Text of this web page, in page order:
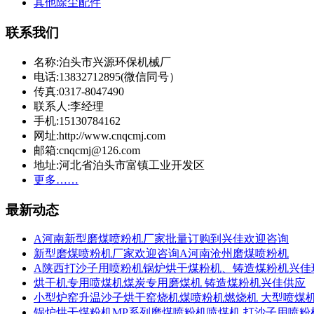
其他除尘配件
联系我们
名称:泊头市兴源环保机械厂
电话:13832712895(微信同号）
传真:0317-8047490
联系人:李经理
手机:15130784162
网址:http://www.cnqcmj.com
邮箱:cnqcmj@126.com
地址:河北省泊头市富镇工业开发区
更多……
最新动态
A河南新型磨煤喷粉机厂家批量订购到兴佳欢迎咨询
新型磨煤喷粉机厂家欢迎咨询A河南沧州磨煤喷粉机
A陕西打沙子用喷粉机锅炉烘干煤粉机、铸造煤粉机兴佳
烘干机专用喷煤机煤炭专用磨煤机 铸造煤粉机兴佳供应
小型炉窑升温沙子烘干窑烧机煤喷粉机燃烧机 大型喷煤